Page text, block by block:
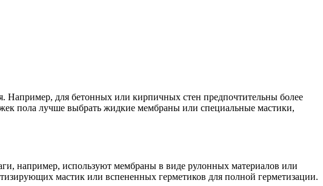
Например, для бетонных или кирпичных стен предпочтительны более
пола лучше выбрать жидкие мембраны или специальные мастики,
например, используют мембраны в виде рулонных материалов или
мастик или вспененных герметиков для полной герметизации.